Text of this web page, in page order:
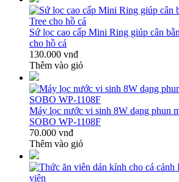
Sứ lọc cao cấp Mini Ring giúp cân
cho hồ cá
130.000 vnđ
Thêm vào giỏ
Máy lọc nước vi sinh 8W dạng phun
SOBO WP-1108F
70.000 vnđ
Thêm vào giỏ